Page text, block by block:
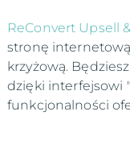
ReConvert Upsell
stronę
krzyżową.
dzięki interfejsowi
funkcjonalności